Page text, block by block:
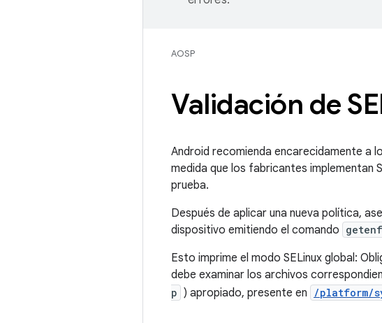
AOSP
Validación de
Android recomienda encarecidamente a
medida que los fabricantes implementan
prueba.
Después de aplicar una nueva política,
dispositivo emitiendo el comando
Esto imprime el modo SELinux global:
debe examinar los archivos
p ) apropiado, presente en /platform/